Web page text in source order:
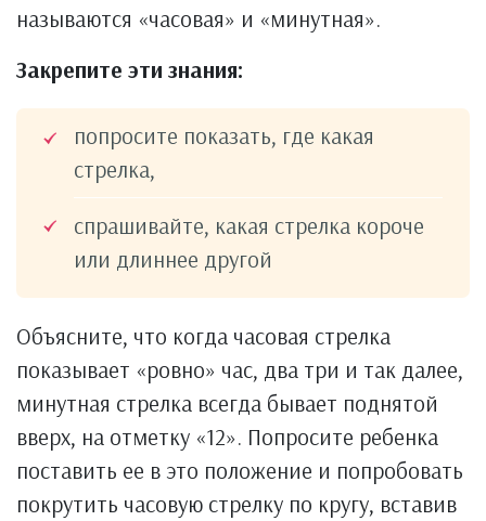
называются «часовая» и «минутная».
Закрепите эти знания:
попросите показать, где какая
стрелка,
спрашивайте, какая стрелка короче
или длиннее другой
Объясните, что когда часовая стрелка
показывает «ровно» час, два три и так далее,
минутная стрелка всегда бывает поднятой
вверх, на отметку «12». Попросите ребенка
поставить ее в это положение и попробовать
покрутить часовую стрелку по кругу, вставив